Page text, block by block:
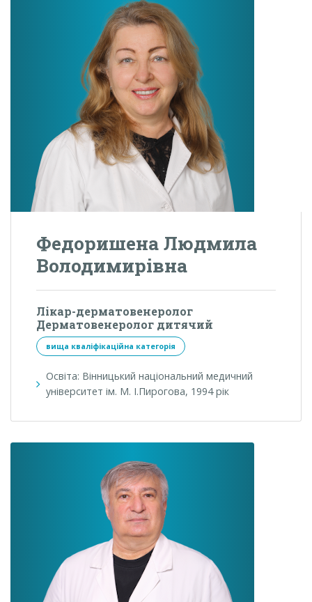
Федоришена Людмила
Володимирівна
Лікар-дерматовенеролог
Дерматовенеролог дитячий
вища кваліфікаційна категорія
Освіта: Вінницький національний медичний
університет ім. М. І.Пирогова, 1994 рік